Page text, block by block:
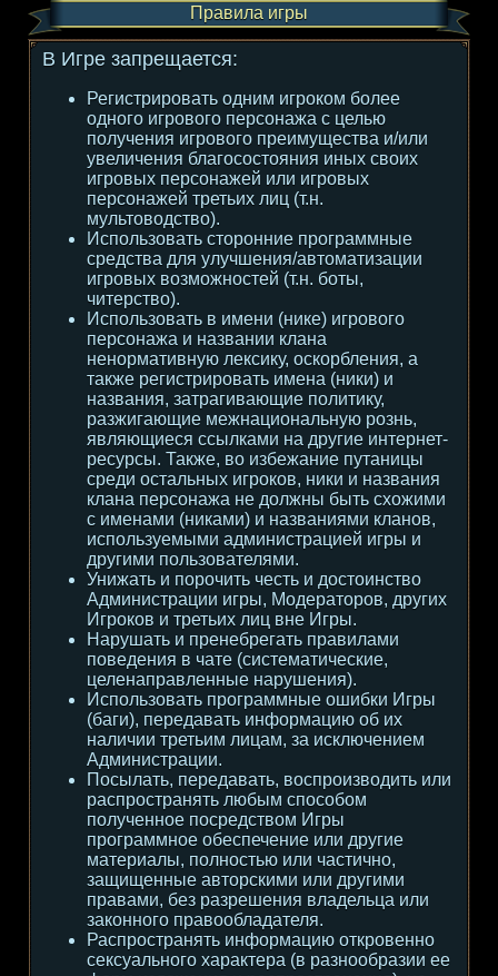
Правила игры
В Игре запрещается:
Регистрировать одним игроком более
одного игрового персонажа с целью
получения игрового преимущества и/или
увеличения благосостояния иных своих
игровых персонажей или игровых
персонажей третьих лиц (т.н.
мультоводство).
Использовать сторонние программные
средства для улучшения/автоматизации
игровых возможностей (т.н. боты,
читерство).
Использовать в имени (нике) игрового
персонажа и названии клана
ненормативную лексику, оскорбления, а
также регистрировать имена (ники) и
названия, затрагивающие политику,
разжигающие межнациональную рознь,
являющиеся ссылками на другие интернет-
ресурсы. Также, во избежание путаницы
среди остальных игроков, ники и названия
клана персонажа не должны быть схожими
с именами (никами) и названиями кланов,
используемыми администрацией игры и
другими пользователями.
Унижать и порочить честь и достоинство
Администрации игры, Модераторов, других
Игроков и третьих лиц вне Игры.
Нарушать и пренебрегать правилами
поведения в чате (систематические,
целенаправленные нарушения).
Использовать программные ошибки Игры
(баги), передавать информацию об их
наличии третьим лицам, за исключением
Администрации.
Посылать, передавать, воспроизводить или
распространять любым способом
полученное посредством Игры
программное обеспечение или другие
материалы, полностью или частично,
защищенные авторскими или другими
правами, без разрешения владельца или
законного правообладателя.
Распространять информацию откровенно
сексуального характера (в разнообразии ее